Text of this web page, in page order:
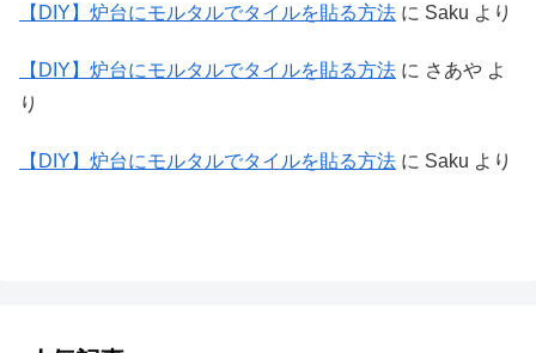
【DIY】炉台にモルタルでタイルを貼る方法 に Saku より
【DIY】炉台にモルタルでタイルを貼る方法 に さあや よ
り
【DIY】炉台にモルタルでタイルを貼る方法 に Saku より